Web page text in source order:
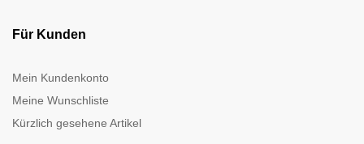
Für Kunden
Mein Kundenkonto
Meine Wunschliste
Kürzlich gesehene Artikel